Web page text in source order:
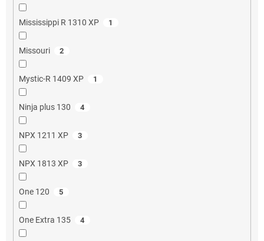
Mississippi R 1310 XP 1
Missouri 2
Mystic-R 1409 XP 1
Ninja plus 130 4
NPX 1211 XP 3
NPX 1813 XP 3
One 120 5
One Extra 135 4